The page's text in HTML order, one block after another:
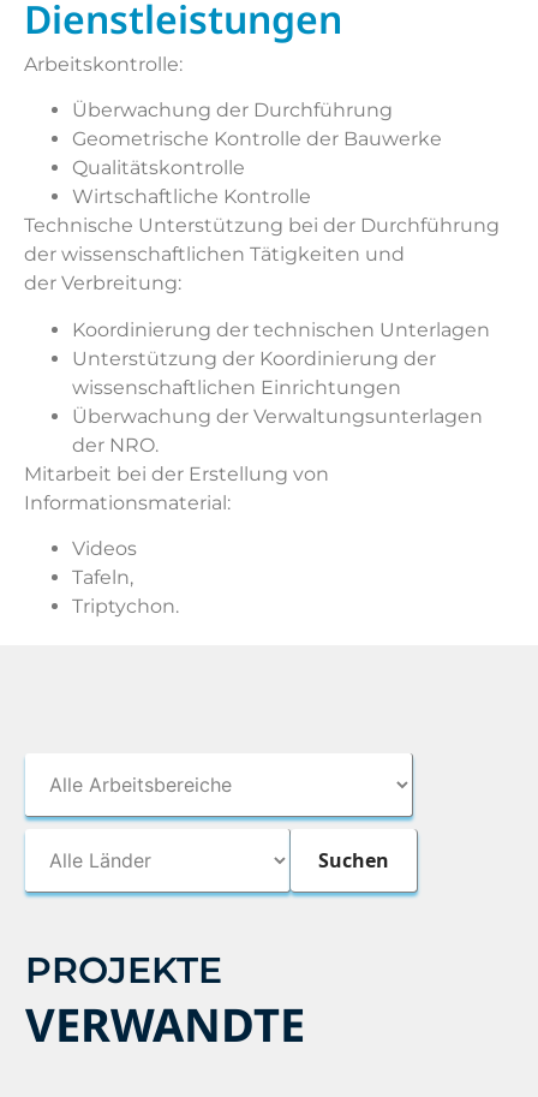
Dienstleistungen
Arbeitskontrolle:
Überwachung der Durchführung
Geometrische Kontrolle der Bauwerke
Qualitätskontrolle
Wirtschaftliche Kontrolle
Technische Unterstützung bei der Durchführung
der wissenschaftlichen Tätigkeiten und
der Verbreitung:
Koordinierung der technischen Unterlagen
Unterstützung der Koordinierung der
wissenschaftlichen Einrichtungen
Überwachung der Verwaltungsunterlagen
der NRO.
Mitarbeit bei der Erstellung von
Informationsmaterial:
Videos
Tafeln,
Triptychon.
PROJEKTE
VERWANDTE